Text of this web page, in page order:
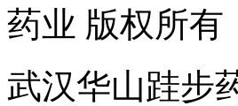
药业 版权所有
武汉华山跬步